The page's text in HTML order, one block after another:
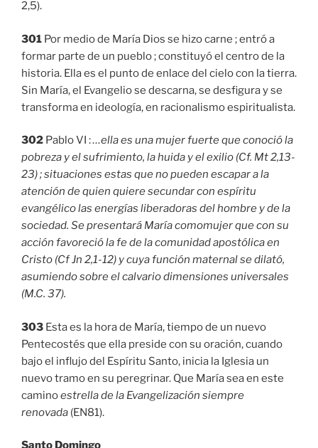
2,5).
301 Por medio de María Dios se hizo carne ; entró a
formar parte de un pueblo ; constituyó el centro de la
historia. Ella es el punto de enlace del cielo con la tierra.
Sin María, el Evangelio se descarna, se desfigura y se
transforma en ideología, en racionalismo espiritualista.
302 Pablo VI :…ella es una mujer fuerte que conoció la
pobreza y el sufrimiento, la huida y el exilio (Cf. Mt 2,13-
23) ; situaciones estas que no pueden escapar a la
atención de quien quiere secundar con espíritu
evangélico las energías liberadoras del hombre y de la
sociedad. Se presentará María comomujer que con su
acción favoreció la fe de la comunidad apostólica en
Cristo (Cf Jn 2,1-12) y cuya función maternal se dilató,
asumiendo sobre el calvario dimensiones universales
(M.C. 37).
303 Esta es la hora de María, tiempo de un nuevo
Pentecostés que ella preside con su oración, cuando
bajo el influjo del Espíritu Santo, inicia la Iglesia un
nuevo tramo en su peregrinar. Que María sea en este
caminoestrella de la Evangelización siempre
renovada (EN81).